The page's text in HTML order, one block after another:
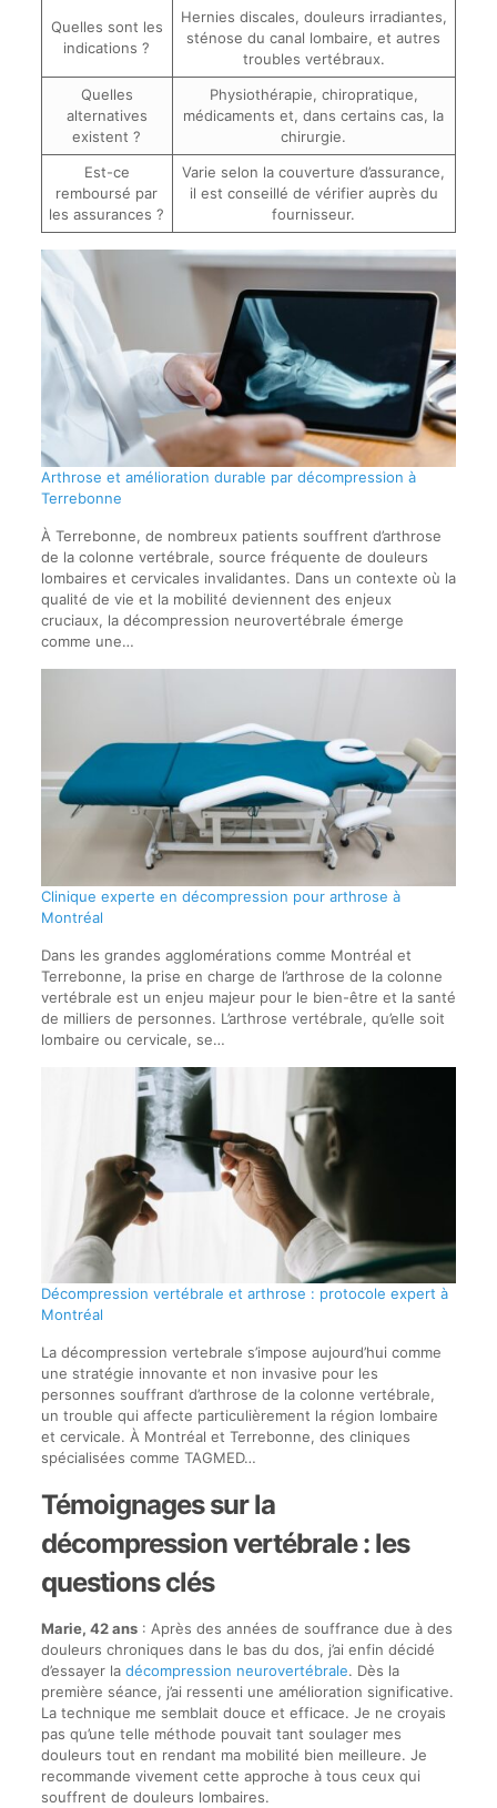
Quelles sont les
indications ?
Hernies discales, douleurs irradiantes,
sténose du canal lombaire, et autres
troubles vertébraux.
Quelles
alternatives
existent ?
Physiothérapie, chiropratique,
médicaments et, dans certains cas, la
chirurgie.
Est-ce
remboursé par
les assurances ?
Varie selon la couverture d’assurance,
il est conseillé de vérifier auprès du
fournisseur.
Arthrose et amélioration durable par décompression à
Terrebonne
À Terrebonne, de nombreux patients souffrent d’arthrose
de la colonne vertébrale, source fréquente de douleurs
lombaires et cervicales invalidantes. Dans un contexte où la
qualité de vie et la mobilité deviennent des enjeux
cruciaux, la décompression neurovertébrale émerge
comme une…
Clinique experte en décompression pour arthrose à
Montréal
Dans les grandes agglomérations comme Montréal et
Terrebonne, la prise en charge de l’arthrose de la colonne
vertébrale est un enjeu majeur pour le bien-être et la santé
de milliers de personnes. L’arthrose vertébrale, qu’elle soit
lombaire ou cervicale, se…
Décompression vertébrale et arthrose : protocole expert à
Montréal
La décompression vertebrale s’impose aujourd’hui comme
une stratégie innovante et non invasive pour les
personnes souffrant d’arthrose de la colonne vertébrale,
un trouble qui affecte particulièrement la région lombaire
et cervicale. À Montréal et Terrebonne, des cliniques
spécialisées comme TAGMED…
Témoignages sur la
décompression vertébrale : les
questions clés
Marie, 42 ans: Après des années de souffrance due à des
douleurs chroniques dans le bas du dos, j’ai enfin décidé
d’essayer la décompression neurovertébrale. Dès la
première séance, j’ai ressenti une amélioration significative.
La technique me semblait douce et efficace. Je ne croyais
pas qu’une telle méthode pouvait tant soulager mes
douleurs tout en rendant ma mobilité bien meilleure. Je
recommande vivement cette approche à tous ceux qui
souffrent de douleurs lombaires.